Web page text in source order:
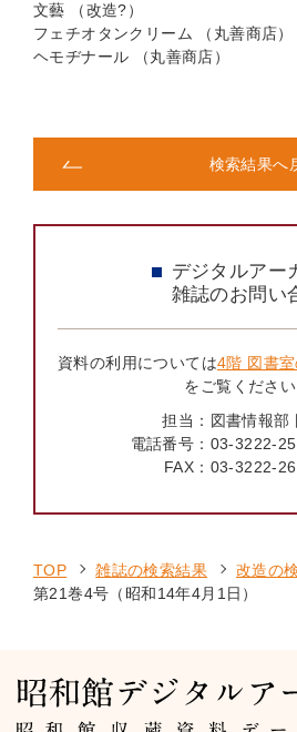
文藝 （改造?）
フェチオタンクリーム （丸善商店）
ヘモヂナール （丸善商店）
検索結果へ
デジタルアー
雑誌のお問い
資料の利用については4階 図書
をご覧ください
担当： 図書情報部
電話番号： 03-3222-
FAX： 03-3222-
TOP 雑誌の検索結果
改造の
第21巻4号（昭和14年4月1日）